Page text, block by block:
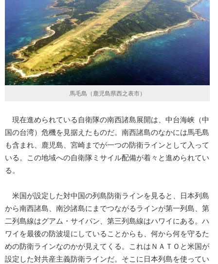
馬毛島（鹿児島県西之表市）
現在進められている自衛隊の南西諸島展開は、中台海峡（中
国の台湾）危機を見据えたものだ。南西諸島のなかには馬毛島
も含まれ、鹿児島、宮崎までが一つの防衛ラインとして入って
いる。この地域への自衛隊ミサイル配備が着々と進められてい
る。
米国が設定した対中国の列島防衛ラインを見ると、日本列島
から南西諸島、南沙諸島にまでつながるラインが第一列島、第
二列島線はグアム・サイパン、第三列島線はハワイにある。ハ
ワイを最後の防波堤にしていることからも、何から何を守るた
めの防衛ラインなのかが見えてくる。これはＮＡＴＯと米国が
設定した対共産主義防衛ラインだ。そこに日本列島を使ってい